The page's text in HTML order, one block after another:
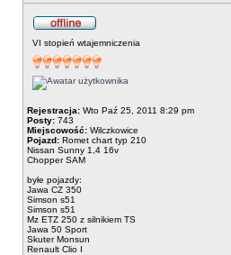
VI stopień wtajemniczenia
Rejestracja: Wto Paź 25, 2011 8:29 pm
Posty: 743
Miejscowość: Wilczkowice
Pojazd: Romet chart typ 210
Nissan Sunny 1,4 16v
Chopper SAM
byłe pojazdy:
Jawa CZ 350
Simson s51
Simson s51
Mz ETZ 250 z silnikiem TS
Jawa 50 Sport
Skuter Monsun
Renault Clio I